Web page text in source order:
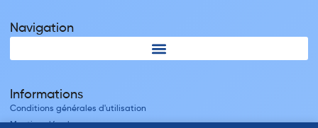
Navigation
Informations
Conditions générales d'utilisation